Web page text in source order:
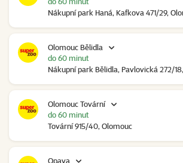
Nákupní park Haná, Kafkova 471/29,
Olomouc Bělidla
Nákupní park Bělidla, Pavlovická 272/
do 60 minut
Olomouc Tovární
Tovární 915/40, Olomouc
do 60 minut
Opava